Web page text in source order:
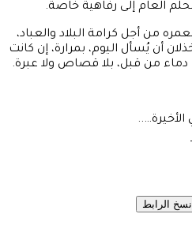
العام إلى رفاهية خاصة.
من أجل كرامة البلاد والعباد،
أن يُسأل اليوم، بمرارة، إن كانت
من قبل، بلا قصاص ولا عبرة.
نسخ الرابط